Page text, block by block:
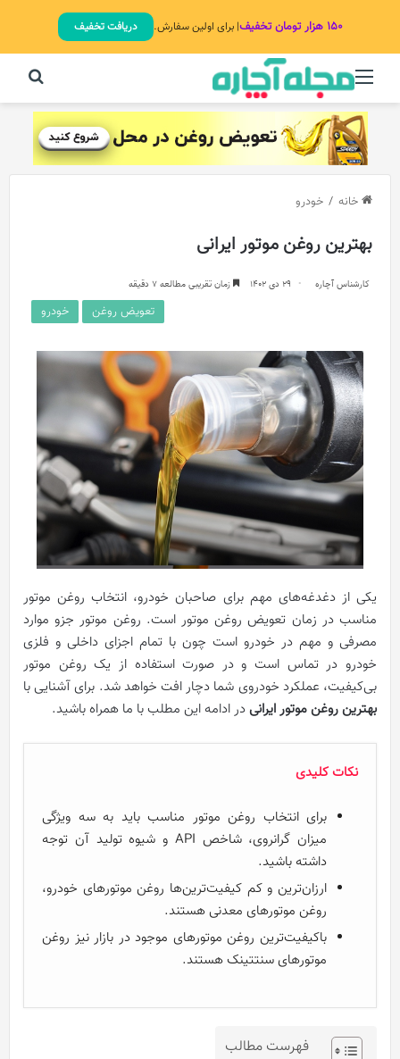
۱۵۰ هزار تومان تخفیف | برای اولین سفارش. دریافت تخفیف
منو
خانه / خودرو
بهترین روغن موتور ایرانی
کارشناس آچاره 29 دی 1402 زمان تقریبی مطالعه 7 دقیقه
تعویض روغن خودرو
یکی از دغدغه‌های مهم برای صاحبان خودرو، انتخاب روغن موتور
مناسب در زمان تعویض روغن موتور است. روغن موتور جزو موارد
مصرفی و مهم در خودرو است چون با تمام اجزای داخلی و فلزی
خودرو در تماس است و در صورت استفاده از یک روغن موتور
بی‌کیفیت، عملکرد خودروی شما دچار افت خواهد شد. برای آشنایی با
بهترین روغن موتور ایرانیدر ادامه این مطلب با ما همراه باشید.
نکات کلیدی
برای انتخاب روغن موتور مناسب باید به سه ویژگی
میزان گرانروی، شاخص API و شیوه تولید آن توجه
داشته باشید.
ارزان‌ترین و کم کیفیت‌ترین‌ها روغن موتورهای خودرو،
روغن موتورهای معدنی هستند.
باکیفیت‌ترین روغن موتورهای موجود در بازار نیز روغن
موتورهای سنتتینک هستند.
فهرست مطالب